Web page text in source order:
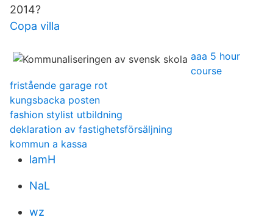
2014?
Copa villa
aaa 5 hour
course
fristående garage rot
kungsbacka posten
fashion stylist utbildning
deklaration av fastighetsförsäljning
kommun a kassa
lamH
NaL
wz